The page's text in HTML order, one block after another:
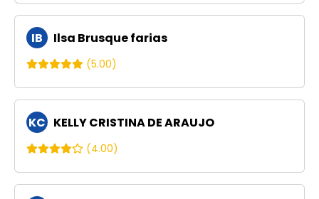
IB Ilsa Brusque farias
(5.00)
KC KELLY CRISTINA DE ARAUJO
(4.00)